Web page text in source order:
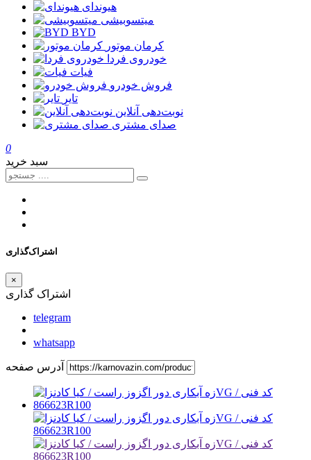
هیوندای
میتسوبیشی
BYD
کرمان موتور
خودروی فردا
فیات
فروش خودرو
تایر
نوبت‌دهی آنلاین
صدای مشتری
0
سبد خرید
اشتراک‌گذاری
×
اشتراک گذاری
telegram
whatsapp
آدرس صفحه